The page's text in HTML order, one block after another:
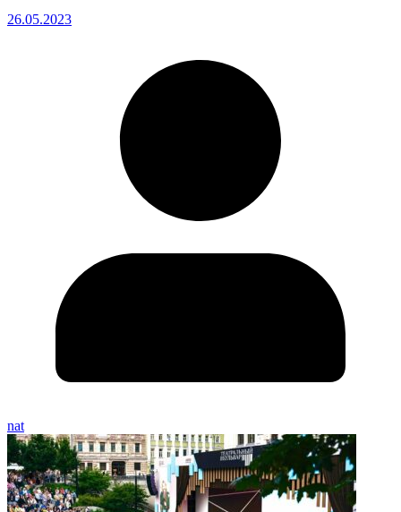
26.05.2023
nat